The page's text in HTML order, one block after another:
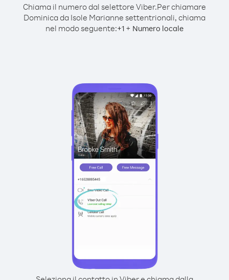
Chiama il numero dal selettore Viber.Per chiamare
Dominica da Isole Marianne settentrionali, chiama
nel modo seguente:+1 + Numero locale